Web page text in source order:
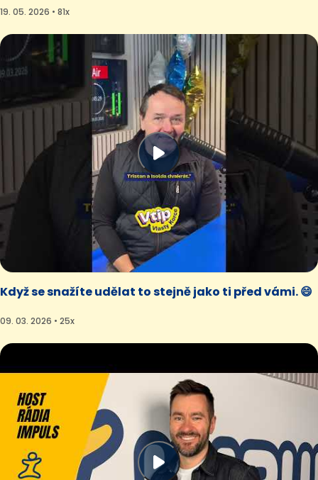
19. 05. 2026 • 81x
Když se snažíte udělat to stejně jako ti před vámi. 😄
09. 03. 2026 • 25x